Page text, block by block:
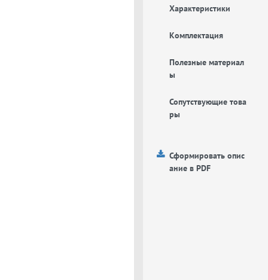
Характеристики
Комплектация
Полезные материал
ы
Сопутствующие това
ры
Сформировать опис
ание в PDF